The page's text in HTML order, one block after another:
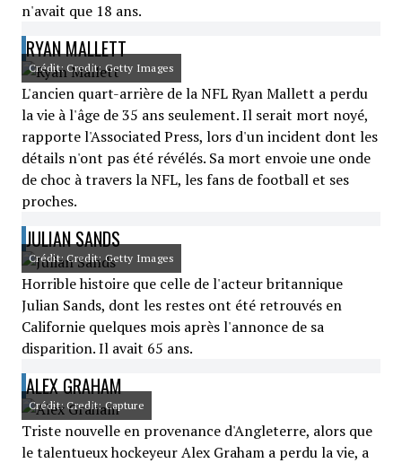
n'avait que 18 ans.
RYAN MALLETT
Crédit: Credit: Getty Images
L'ancien quart-arrière de la NFL Ryan Mallett a perdu
la vie à l'âge de 35 ans seulement. Il serait mort noyé,
rapporte l'Associated Press, lors d'un incident dont les
détails n'ont pas été révélés. Sa mort envoie une onde
de choc à travers la NFL, les fans de football et ses
proches.
JULIAN SANDS
Crédit: Credit: Getty Images
Horrible histoire que celle de l'acteur britannique
Julian Sands, dont les restes ont été retrouvés en
Californie quelques mois après l'annonce de sa
disparition. Il avait 65 ans.
ALEX GRAHAM
Crédit: Credit: Capture
Triste nouvelle en provenance d'Angleterre, alors que
le talentueux hockeyeur Alex Graham a perdu la vie, a